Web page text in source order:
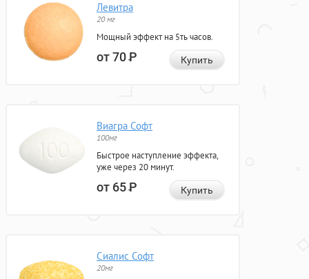
Левитра
20 мг
Мощный эффект на 5ть часов.
от 70Р Купить
Виагра Софт
100мг
Быстрое наступление эффекта,
уже через 20 минут.
от 65Р Купить
Сиалис Софт
20мг